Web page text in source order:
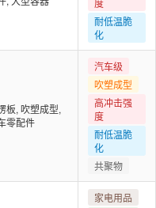
度
耐低温脆
化
板, 吹塑成型,
零配件
汽车级
吹塑成型
高冲击强
度
耐低温脆
化
共聚物
家电用品